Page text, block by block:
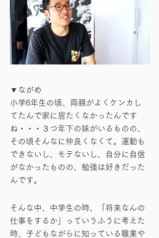
▼ながめ
小学6年生の頃、両親がよくケンカし
てたんで家に居たくなかったんです
ね・・・３つ年下の妹がいるものの、
その頃そんなに仲良くなくて。運動も
できないし、モテないし、自分に自信
がなかったものの、勉強は好きだった
んです。
そんな中、中学生の時、「将来なんの
仕事をするか」っていうふうに考えた
時、子どもながらに知っている職業や